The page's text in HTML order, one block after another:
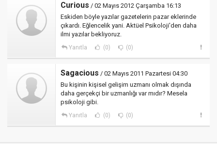
Curious / 02 Mayıs 2012 Çarşamba 16:13
Eskiden böyle yazılar gazetelerin pazar eklerinde
çıkardı. Eğlencelik yani. Aktüel Psikoloji'den daha
ilmi yazılar bekliyoruz.
Yanıtla (0) (0)
Sagacious / 02 Mayıs 2011 Pazartesi 04:30
Bu kişinin kişisel gelişim uzmanı olmak dışında
daha gerçekçi bir uzmanlığı var mıdır? Mesela
psikoloji gibi.
Yanıtla (0) (0)